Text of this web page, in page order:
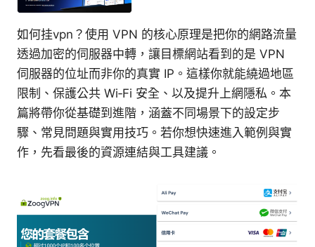
如何挂vpn？使用 VPN 的核心原理是把你的網路流量
透過加密的伺服器中轉，讓目標網站看到的是 VPN
伺服器的位址而非你的真實 IP。這樣你就能繞過地區
限制、保護公共 Wi‑Fi 安全、以及提升上網隱私。本
篇將帶你從基礎到進階，涵蓋不同場景下的設定步
驟、常見問題與實用技巧。若你想快速進入範例與實
作，先看最後的資源連結與工具建議。